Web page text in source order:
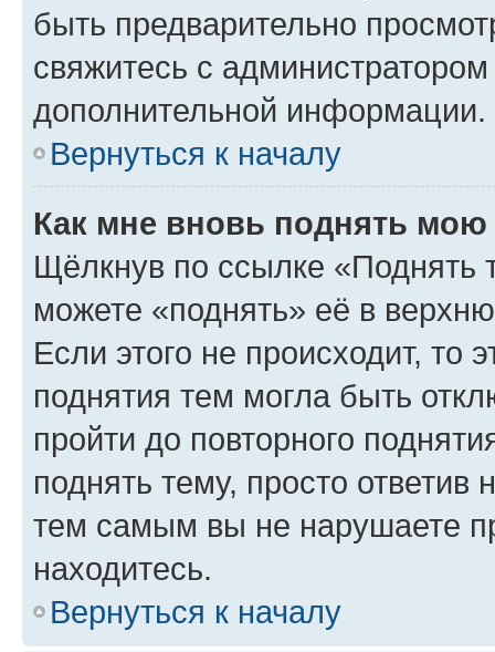
быть предварительно
свяжитесь с
дополнительной информации.
Вернуться к началу
Как мне вновь поднять мою
Щёлкнув по ссылке «Поднять
можете «поднять» её в
Если этого не происходит, то
поднятия тем могла быть
пройти до повторного
поднять тему, просто ответив
тем самым вы не нарушаете
находитесь.
Вернуться к началу